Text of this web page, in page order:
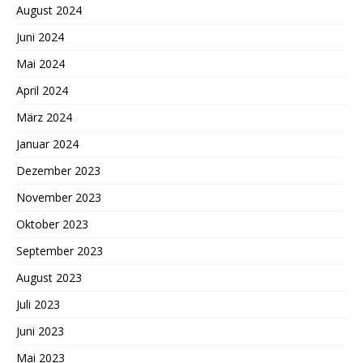
August 2024
Juni 2024
Mai 2024
April 2024
März 2024
Januar 2024
Dezember 2023
November 2023
Oktober 2023
September 2023
August 2023
Juli 2023
Juni 2023
Mai 2023